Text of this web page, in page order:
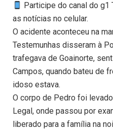
Participe do canal do g1
as notícias no celular.
O acidente aconteceu na
Testemunhas disseram à
trafegava de Goainorte,
Campos, quando bateu de
idoso estava.
O corpo de Pedro foi
Legal, onde passou por
liberado para a família na